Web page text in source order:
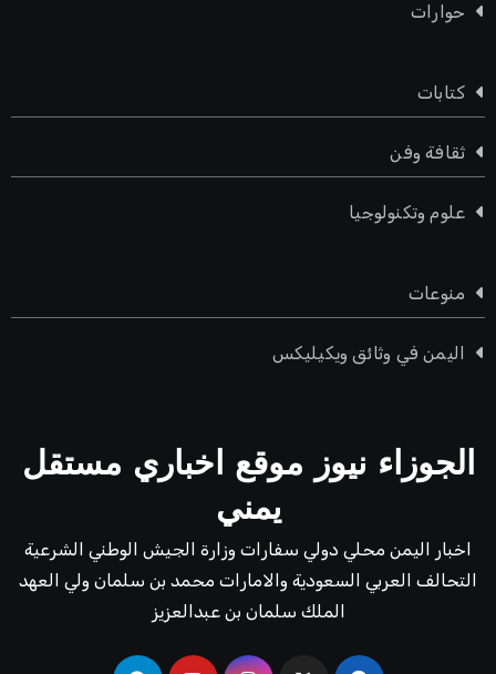
حوارات
كتابات
ثقافة وفن
علوم وتكنولوجيا
منوعات
اليمن في وثائق ويكيليكس
الجوزاء نيوز موقع اخباري مستقل
يمني
اخبار اليمن محلي دولي سفارات وزارة الجيش الوطني الشرعية
التحالف العربي السعودية والامارات محمد بن سلمان ولي العهد
الملك سلمان بن عبدالعزيز